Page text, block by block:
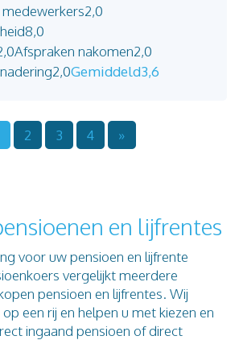
2,0
8,0
Afspraken nakomen2,0
2,0Gemiddeld3,6
2 3 4 »
en lijfrentes
voor uw pensioen en lijfrente
vergelijkt meerdere
pensioen en lijfrentes. Wij
een rij en helpen u met kiezen en
ingaand pensioen of direct